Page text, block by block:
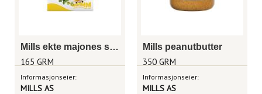
Mills ekte majones sjaktel 165g
165 GRM
Informasjonseier:
MILLS AS
Mills peanutbutter
350 GRM
Informasjonseier:
MILLS AS